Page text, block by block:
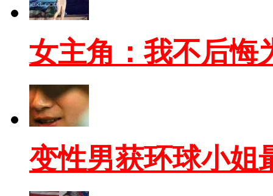
女主角：我不后悔
变性男获环球小姐